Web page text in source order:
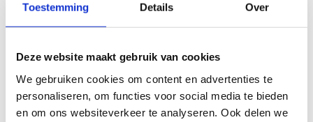
Toestemming Details Over
Deze website maakt gebruik van cookies
We gebruiken cookies om content en advertenties te
personaliseren, om functies voor social media te bieden
en om ons websiteverkeer te analyseren. Ook delen we